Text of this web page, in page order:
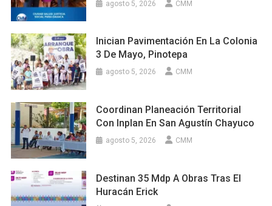
agosto 5, 2026 CMM
Inician Pavimentación En La Colonia
3 De Mayo, Pinotepa
agosto 5, 2026 CMM
Coordinan Planeación Territorial
Con Inplan En San Agustín Chayuco
agosto 5, 2026 CMM
Destinan 35 Mdp A Obras Tras El
Huracán Erick